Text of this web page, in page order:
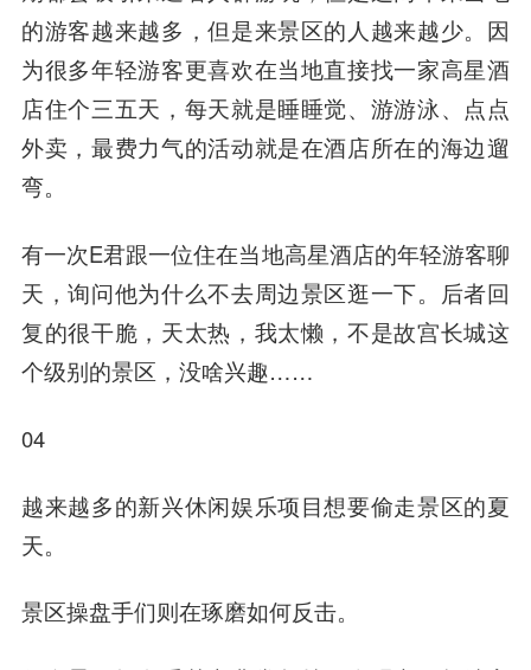
的游客越来越多，但是来景区的人越来越少。因
为很多年轻游客更喜欢在当地直接找一家高星酒
店住个三五天，每天就是睡睡觉、游游泳、点点
外卖，最费力气的活动就是在酒店所在的海边遛
弯。
有一次E君跟一位住在当地高星酒店的年轻游客聊
天，询问他为什么不去周边景区逛一下。后者回
复的很干脆，天太热，我太懒，不是故宫长城这
个级别的景区，没啥兴趣……
04
越来越多的新兴休闲娱乐项目想要偷走景区的夏
天。
景区操盘手们则在琢磨如何反击。